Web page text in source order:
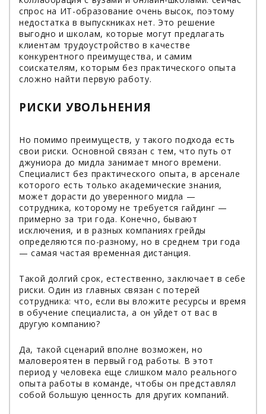
спрос на ИТ-образование очень высок, поэтому
недостатка в выпускниках нет. Это решение
выгодно и школам, которые могут предлагать
клиентам трудоустройство в качестве
конкурентного преимущества, и самим
соискателям, которым без практического опыта
сложно найти первую работу.
РИСКИ УВОЛЬНЕНИЯ
Но помимо преимуществ, у такого подхода есть
свои риски. Основной связан с тем, что путь от
джуниора до мидла занимает много времени.
Специалист без практического опыта, в арсенале
которого есть только академические знания,
может дорасти до уверенного мидла —
сотрудника, которому не требуется гайдинг —
примерно за три года. Конечно, бывают
исключения, и в разных компаниях грейды
определяются по-разному, но в среднем три года
— самая частая временная дистанция.
Такой долгий срок, естественно, заключает в себе
риски. Один из главных связан с потерей
сотрудника: что, если вы вложите ресурсы и время
в обучение специалиста, а он уйдет от вас в
другую компанию?
Да, такой сценарий вполне возможен, но
маловероятен в первый год работы. В этот
период у человека еще слишком мало реального
опыта работы в команде, чтобы он представлял
собой большую ценность для других компаний.